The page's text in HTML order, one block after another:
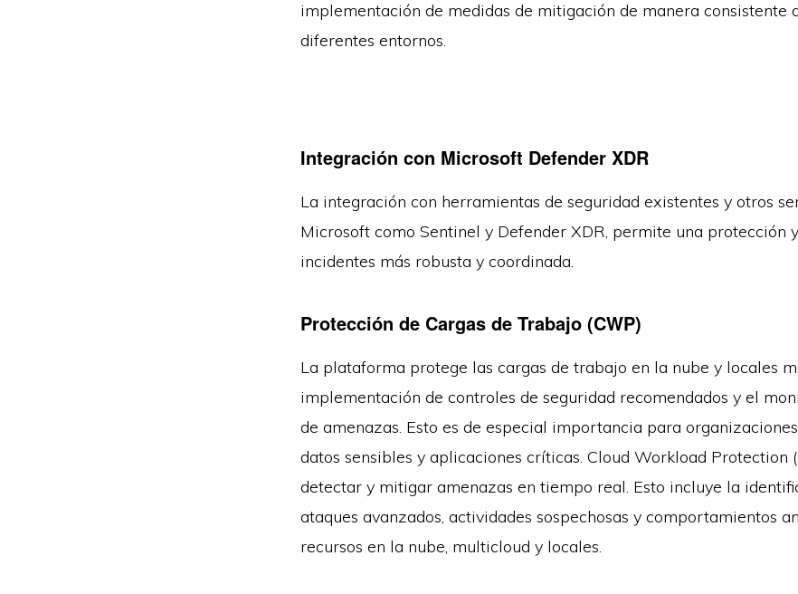
implementación de medidas de mitigación de manera consistente
diferentes entornos.
Integración con Microsoft Defender XDR
La integración con herramientas de seguridad existentes y otros
Microsoft como Sentinel y Defender XDR, permite una protección
incidentes más robusta y coordinada.
Protección de Cargas de Trabajo (CWP)
La plataforma protege las cargas de trabajo en la nube y locales
implementación de controles de seguridad recomendados y el
de amenazas. Esto es de especial importancia para
datos sensibles y aplicaciones críticas. Cloud Workload Protection
detectar y mitigar amenazas en tiempo real. Esto incluye la
ataques avanzados, actividades sospechosas y comportamientos
recursos en la nube, multicloud y locales.